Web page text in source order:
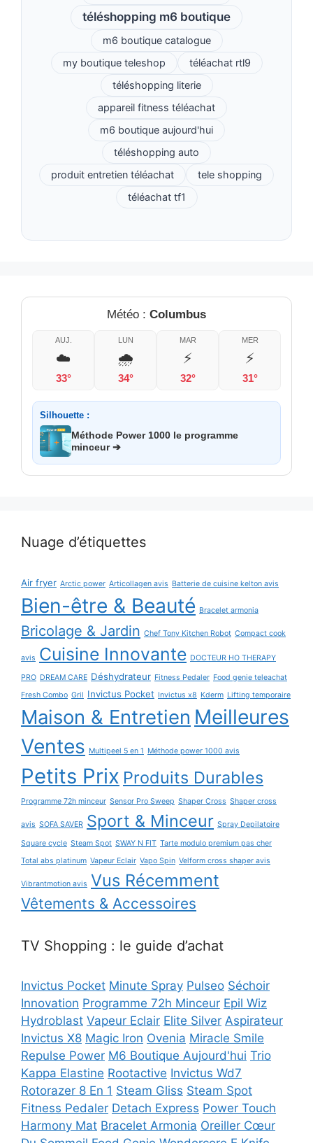
téléshopping m6 boutique
m6 boutique catalogue
my boutique teleshop
téléachat rtl9
téléshopping literie
appareil fitness téléachat
m6 boutique aujourd'hui
téléshopping auto
produit entretien téléachat
tele shopping
téléachat tf1
Météo : Columbus
AUJ.
☁️
33°
LUN
🌧️
34°
MAR
⚡
32°
MER
⚡
31°
Silhouette :
Méthode Power 1000 le programme
minceur ➔
Nuage d’étiquettes
Air fryer Arctic power Articollagen avis Batterie de cuisine kelton avis
Bien-être & Beauté Bracelet armonia
Bricolage & Jardin Chef Tony Kitchen Robot Compact cook
avis Cuisine Innovante DOCTEUR HO THERAPY
PRO DREAM CARE Déshydrateur Fitness Pedaler Food genie teleachat
Fresh Combo Gril Invictus Pocket Invictus x8 Kderm Lifting temporaire
Maison & Entretien Meilleures
Ventes Multipeel 5 en 1 Méthode power 1000 avis
Petits Prix Produits Durables
Programme 72h minceur Sensor Pro Sweep Shaper Cross Shaper cross
avis SOFA SAVER Sport & Minceur Spray Depilatoire
Square cycle Steam Spot SWAY N FIT Tarte modulo premium pas cher
Total abs platinum Vapeur Eclair Vapo Spin Velform cross shaper avis
Vibrantmotion avis Vus Récemment
Vêtements & Accessoires
TV Shopping : le guide d’achat
Invictus Pocket Minute Spray Pulseo Séchoir
Innovation Programme 72h Minceur Epil Wiz
Hydroblast Vapeur Eclair Elite Silver Aspirateur
Invictus X8 Magic Iron Ovenia Miracle Smile
Repulse Power M6 Boutique Aujourd'hui Trio
Kappa Elastine Rootactive Invictus Wd7
Rotorazer 8 En 1 Steam Gliss Steam Spot
Fitness Pedaler Detach Express Power Touch
Harmony Mat Bracelet Armonia Oreiller Cœur